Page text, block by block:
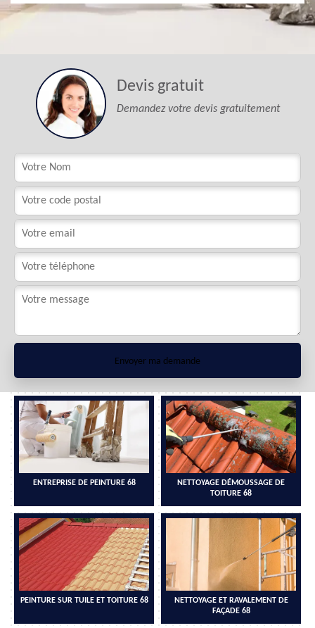
Devis gratuit
Demandez votre devis gratuitement
ENTREPRISE DE PEINTURE 68
NETTOYAGE DÉMOUSSAGE DE
TOITURE 68
PEINTURE SUR TUILE ET TOITURE 68
NETTOYAGE ET RAVALEMENT DE
FAÇADE 68